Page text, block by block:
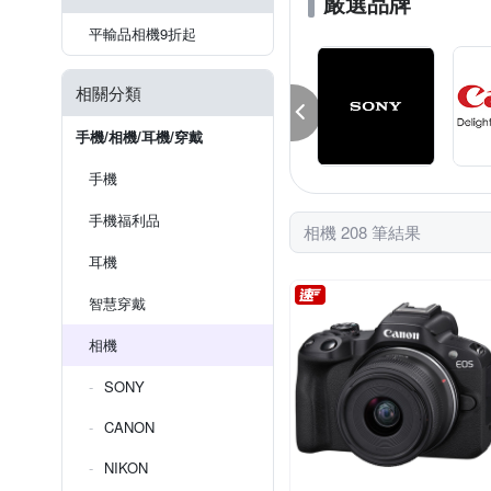
平輸品相機9折起
相關分類
手機/相機/耳機/穿戴
手機
手機福利品
耳機
智慧穿戴
相機
SONY
CANON
NIKON
相機 208 筆結果